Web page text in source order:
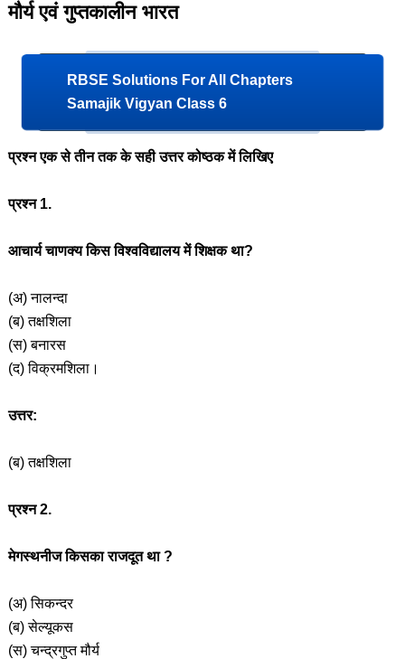
मौर्य एवं गुप्तकालीन भारत
RBSE Solutions For All Chapters
Samajik Vigyan Class 6
प्रश्न एक से तीन तक के सही उत्तर कोष्ठक में लिखिए
प्रश्न 1.
आचार्य चाणक्य किस विश्वविद्यालय में शिक्षक था?
(अ) नालन्दा
(ब) तक्षशिला
(स) बनारस
(द) विक्रमशिला।
उत्तर:
(ब) तक्षशिला
प्रश्न 2.
मेगस्थनीज किसका राजदूत था ?
(अ) सिकन्दर
(ब) सेल्यूकस
(स) चन्द्रगुप्त मौर्य